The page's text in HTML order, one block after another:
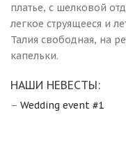
платье, с шелковой
легкое струящееся и
Талия свободная, на
капельки.
НАШИ НЕВЕСТЫ:
– Wedding event #1